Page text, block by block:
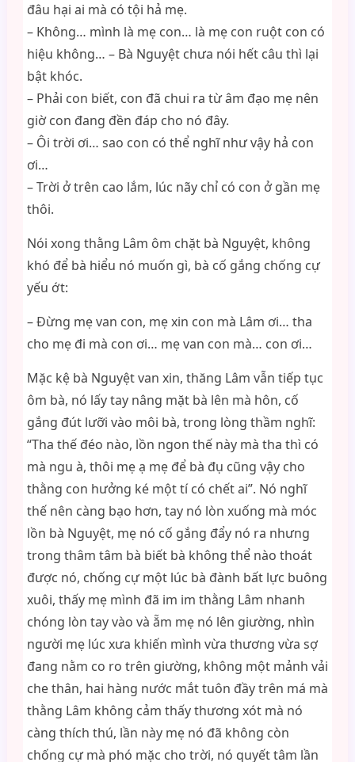
đâu hại ai mà có tội hả mẹ.
– Không… mình là mẹ con… là mẹ con ruột con có
hiệu không… – Bà Nguyệt chưa nói hết câu thì lại
bật khóc.
– Phải con biết, con đã chui ra từ âm đạo mẹ nên
giờ con đang đền đáp cho nó đây.
– Ôi trời ơi… sao con có thể nghĩ như vậy hả con
ơi…
– Trời ở trên cao lắm, lúc nãy chỉ có con ở gần mẹ
thôi.
Nói xong thằng Lâm ôm chặt bà Nguyệt, không
khó để bà hiểu nó muốn gì, bà cố gắng chống cự
yếu ớt:
– Đừng mẹ van con, mẹ xin con mà Lâm ơi… tha
cho mẹ đi mà con ơi… mẹ van con mà… con ơi…
Mặc kệ bà Nguyệt van xin, thăng Lâm vẫn tiếp tục
ôm bà, nó lấy tay nâng mặt bà lên mà hôn, cố
gắng đút lưỡi vào môi bà, trong lòng thầm nghĩ:
“Tha thế đéo nào, lồn ngon thế này mà tha thì có
mà ngu à, thôi mẹ ạ mẹ để bà đụ cũng vậy cho
thằng con hưởng ké một tí có chết ai”. Nó nghĩ
thế nên càng bạo hơn, tay nó lòn xuống mà móc
lồn bà Nguyệt, mẹ nó cố gắng đẩy nó ra nhưng
trong thâm tâm bà biết bà không thể nào thoát
được nó, chống cự một lúc bà đành bất lực buông
xuôi, thấy mẹ mình đã im im thằng Lâm nhanh
chóng lòn tay vào và ẵm mẹ nó lên giường, nhìn
người mẹ lúc xưa khiến mình vừa thương vừa sợ
đang nằm co ro trên giường, không một mảnh vải
che thân, hai hàng nước mắt tuôn đầy trên má mà
thằng Lâm không cảm thấy thương xót mà nó
càng thích thú, lần này mẹ nó đã không còn
chống cự mà phó mặc cho trời, nó quyết tâm lần